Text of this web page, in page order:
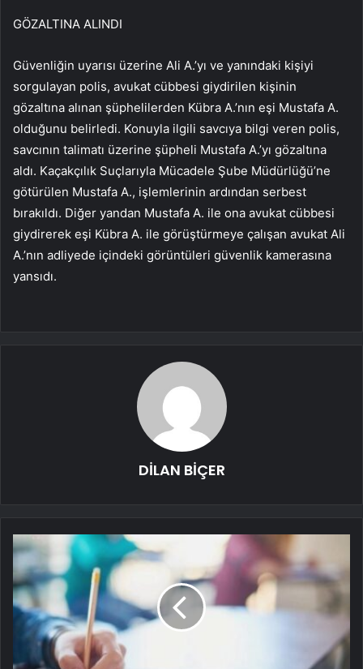
GÖZALTINA ALINDI
Güvenliğin uyarısı üzerine Ali A.’yı ve yanındaki kişiyi
sorgulayan polis, avukat cübbesi giydirilen kişinin
gözaltına alınan şüphelilerden Kübra A.’nın eşi Mustafa A.
olduğunu belirledi. Konuyla ilgili savcıya bilgi veren polis,
savcının talimatı üzerine şüpheli Mustafa A.’yı gözaltına
aldı. Kaçakçılık Suçlarıyla Mücadele Şube Müdürlüğü’ne
götürülen Mustafa A., işlemlerinin ardından serbest
bırakıldı. Diğer yandan Mustafa A. ile ona avukat cübbesi
giydirerek eşi Kübra A. ile görüştürmeye çalışan avukat Ali
A.’nın adliyede içindeki görüntüleri güvenlik kamerasına
yansıdı.
DİLAN BİÇER